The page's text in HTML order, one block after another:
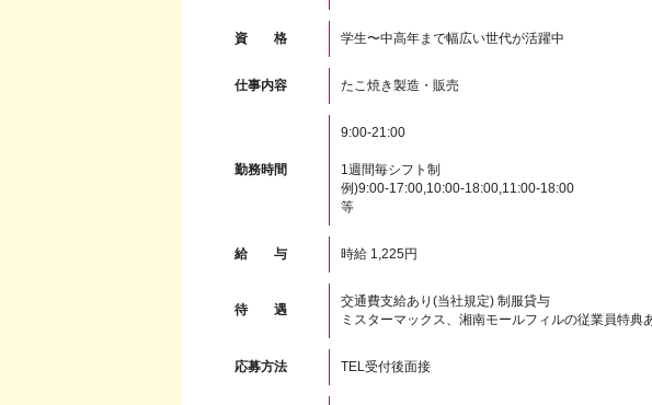
資 格 学生〜中高年まで幅広い世代が活躍中
仕事内容 たこ焼き製造・販売
勤務時間
9:00-21:00
1週間毎シフト制
例)9:00-17:00,10:00-18:00,11:00-18:00
等
給 与 時給 1,225円
待 遇
交通費支給あり(当社規定) 制服貸与
ミスターマックス、湘南モールフィルの従業員特典
応募方法 TEL受付後面接